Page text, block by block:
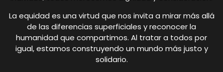
La equidad es una virtud que nos invita a mirar más allá
de las diferencias superficiales y reconocer la
humanidad que compartimos. Al tratar a todos por
igual, estamos construyendo un mundo más justo y
solidario.